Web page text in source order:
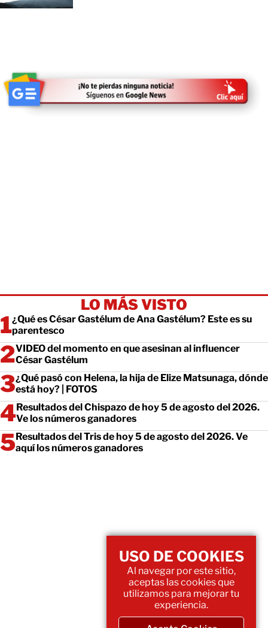
LO MÁS VISTO
¿Qué es César Gastélum de Ana Gastélum? Este es su
parentesco
VIDEO del momento en que asesinan al influencer
César Gastélum
¿Qué pasó con Helena, la hija de Elize Matsunaga, dónde
está hoy? | FOTOS
Resultados del Chispazo de hoy 5 de agosto del 2026.
Ve los números ganadores
Resultados del Tris de hoy 5 de agosto del 2026. Ve
aquí los números ganadores
USO DE COOKIES
Al navegar por este sitio,
aceptas las cookies que
utilizamos para mejorar tu
experiencia.